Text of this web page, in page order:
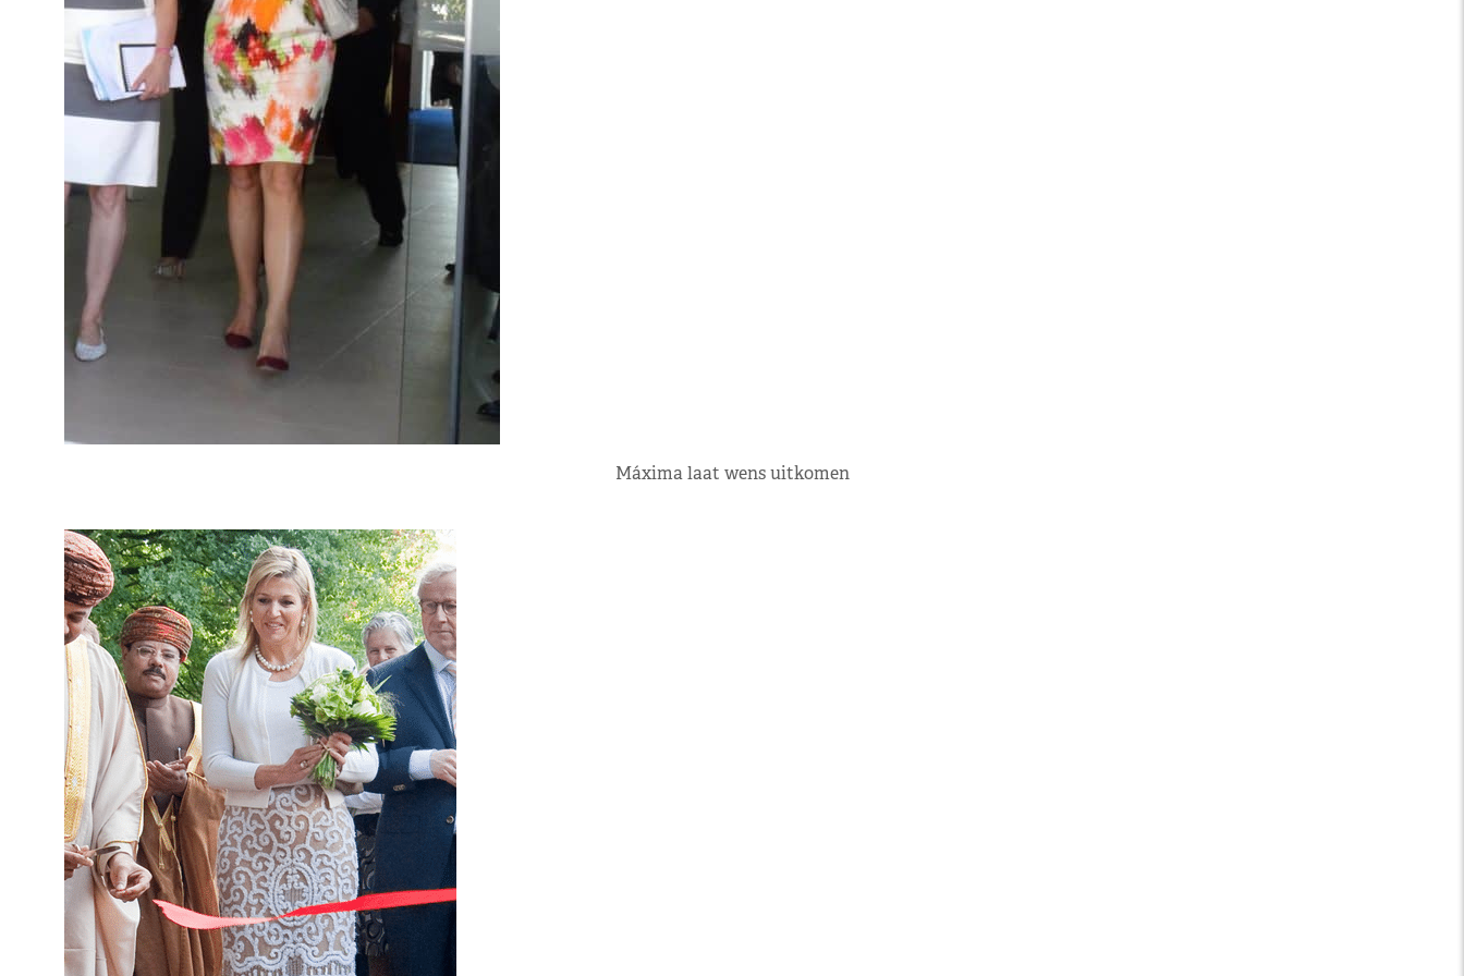
Máxima laat wens uitkomen